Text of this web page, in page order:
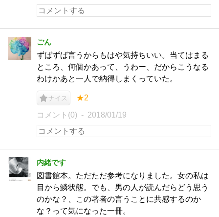
ごん
ずばずば言うからもはや気持ちいい。当てはまる
ところ、何個かあって、うわー、だからこうなる
わけかあと一人で納得しまくっていた。
ナイス ★2
コメント(0) 2018/01/19
内緒です
図書館本。ただただ参考になりました。女の私は
目から鱗状態。でも、男の人が読んだらどう思う
のかな？、この著者の言うことに共感するのか
な？って気になった一冊。